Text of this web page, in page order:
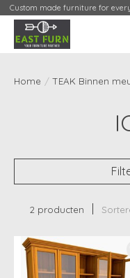
Custom made furniture for
Home / TEAK Binnen
2 producten